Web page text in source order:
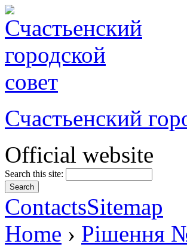
Счастьенский
Official website
Search this site:
ContactsSitemap
Home › Рішення